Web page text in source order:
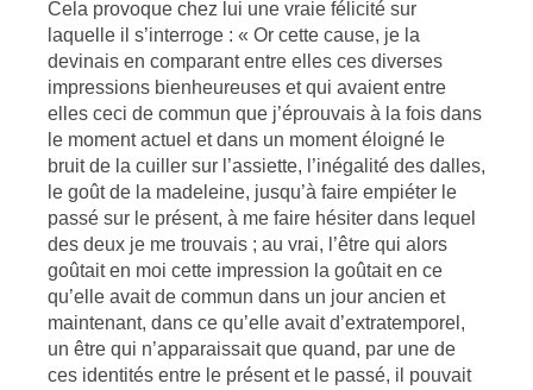
Cela provoque chez lui une vraie félicité sur
laquelle il s’interroge : « Or cette cause, je la
devinais en comparant entre elles ces diverses
impressions bienheureuses et qui avaient entre
elles ceci de commun que j’éprouvais à la fois dans
le moment actuel et dans un moment éloigné le
bruit de la cuiller sur l’assiette, l’inégalité des dalles,
le goût de la madeleine, jusqu’à faire empiéter le
passé sur le présent, à me faire hésiter dans lequel
des deux je me trouvais ; au vrai, l’être qui alors
goûtait en moi cette impression la goûtait en ce
qu’elle avait de commun dans un jour ancien et
maintenant, dans ce qu’elle avait d’extratemporel,
un être qui n’apparaissait que quand, par une de
ces identités entre le présent et le passé, il pouvait